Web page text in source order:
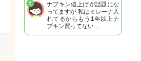
ナプキン値上げが話題にな
ってますが 私はミレーナ入
れてるからもう1年以上ナ
プキン買ってない…
5